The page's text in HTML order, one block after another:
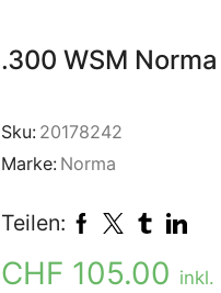
.300 WSM
Sku: 20178242
Marke: Norma
Teilen:
CHF 105.00 inkl.